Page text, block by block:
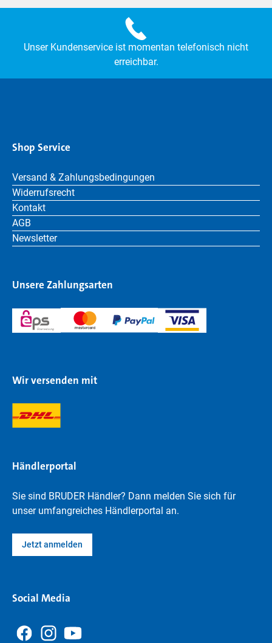
Unser Kundenservice ist momentan telefonisch nicht
erreichbar.
Shop Service
Versand & Zahlungsbedingungen
Widerrufsrecht
Kontakt
AGB
Newsletter
Unsere Zahlungsarten
Wir versenden mit
Händlerportal
Sie sind BRUDER Händler? Dann melden Sie sich für
unser umfangreiches Händlerportal an.
Jetzt anmelden
Social Media